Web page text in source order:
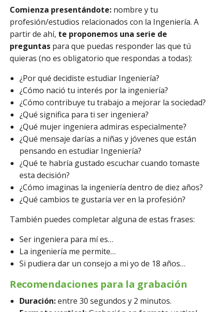
Comienza presentándote: nombre y tu
profesión/estudios relacionados con la Ingeniería. A
partir de ahí, te proponemos una serie de
preguntas para que puedas responder las que tú
quieras (no es obligatorio que respondas a todas):
¿Por qué decidiste estudiar Ingeniería?
¿Cómo nació tu interés por la ingeniería?
¿Cómo contribuye tu trabajo a mejorar la sociedad?
¿Qué significa para ti ser ingeniera?
¿Qué mujer ingeniera admiras especialmente?
¿Qué mensaje darías a niñas y jóvenes que están
pensando en estudiar Ingeniería?
¿Qué te habría gustado escuchar cuando tomaste
esta decisión?
¿Cómo imaginas la ingeniería dentro de diez años?
¿Qué cambios te gustaría ver en la profesión?
También puedes completar alguna de estas frases:
Ser ingeniera para mí es…
La ingeniería me permite…
Si pudiera dar un consejo a mi yo de 18 años…
Recomendaciones para la grabación
Duración:entre 30 segundos y 2 minutos.